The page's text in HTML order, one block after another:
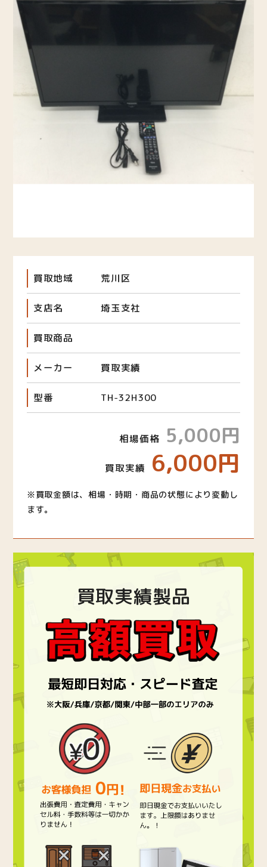
買取地域 荒川区
支店名 埼玉支社
買取商品
メーカー 買取実績
型番 TH-32H300
相場価格 5,000円
買取実績 6,000円
※買取金額は、相場・時期・商品の状態により変動し
ます。
買取実績製品